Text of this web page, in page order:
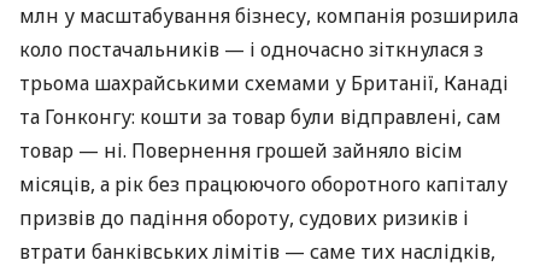
млн у масштабування бізнесу, компанія розширила
коло постачальників — і одночасно зіткнулася з
трьома шахрайськими схемами у Британії, Канаді
та Гонконгу: кошти за товар були відправлені, сам
товар — ні. Повернення грошей зайняло вісім
місяців, а рік без працюючого оборотного капіталу
призвів до падіння обороту, судових ризиків і
втрати банківських лімітів — саме тих наслідків,